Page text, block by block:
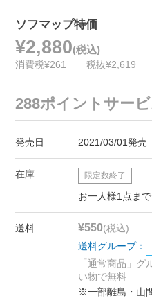
ソフマップ特価
¥2,880(税込)
消費税¥261 税抜¥2,619
288ポイントサー
発売日 2021/03/01発売
在庫 限定数終了
お一人様1点まで
送料 ¥550(税込)
送料グループ：
「通常商品」
い物で無料
※一部離島・山